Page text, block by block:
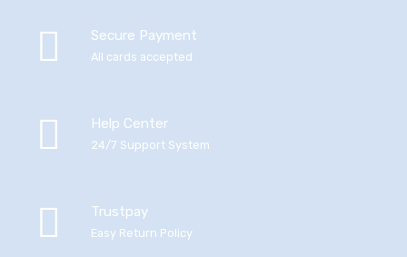
Secure Payment
All cards accepted
Help Center
24/7 Support System
Trustpay
Easy Return Policy